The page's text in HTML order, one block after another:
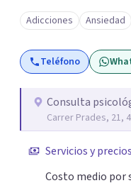
Procuraremos
sobre el problema o
interfieren en tu día a
unos objetivos claros,
estableceremos un
objetivo de la
consciencia y
experiencias. En
Adicciones Ansiedad
Teléfono
Consulta
Carrer Prades, 21,
Servicios y precios
Costo medio por